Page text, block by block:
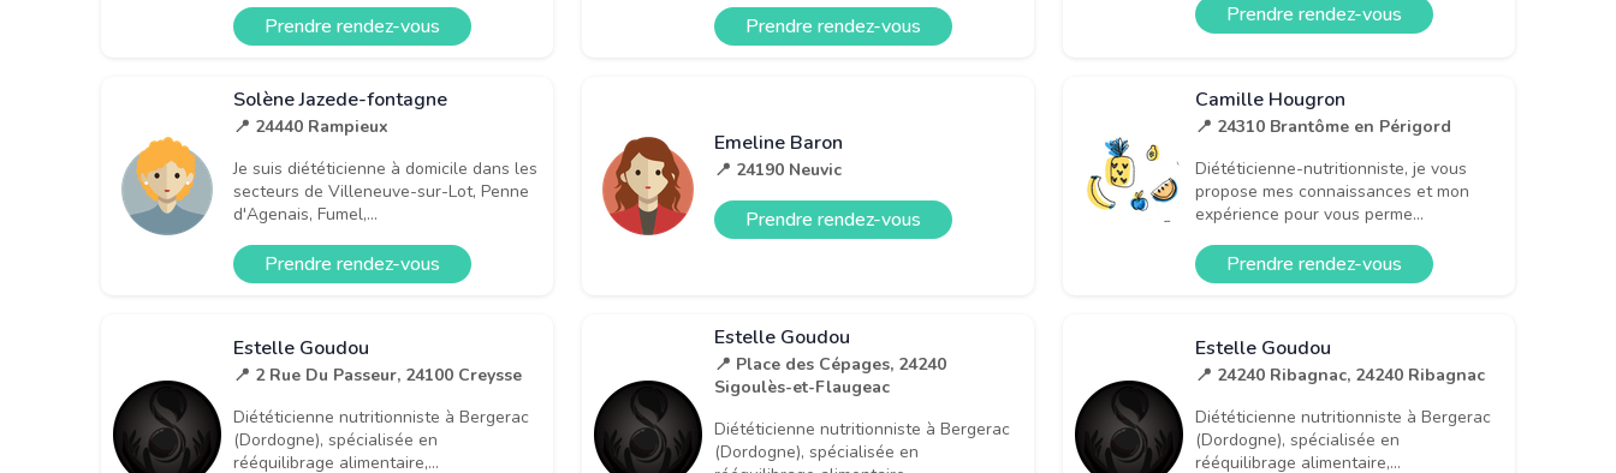
Prendre rendez-vous Prendre rendez-vous Prendre rendez-vous
Solène Jazede-fontagne
📍 24440 Rampieux
Je suis diététicienne à domicile dans les
secteurs de Villeneuve-sur-Lot, Penne
d'Agenais, Fumel,...
Prendre rendez-vous
Emeline Baron
📍 24190 Neuvic
Prendre rendez-vous
Camille Hougron
📍 24310 Brantôme en Périgord
Diététicienne-nutritionniste, je vous
propose mes connaissances et mon
expérience pour vous perme...
Prendre rendez-vous
Estelle Goudou
📍 2 Rue Du Passeur, 24100 Creysse
Diététicienne nutritionniste à Bergerac
(Dordogne), spécialisée en
rééquilibrage alimentaire,...
Estelle Goudou
📍 Place des Cépages, 24240
Sigoulès-et-Flaugeac
Diététicienne nutritionniste à Bergerac
(Dordogne), spécialisée en
Estelle Goudou
📍 24240 Ribagnac, 24240 Ribagnac
Diététicienne nutritionniste à Bergerac
(Dordogne), spécialisée en
rééquilibrage alimentaire,...